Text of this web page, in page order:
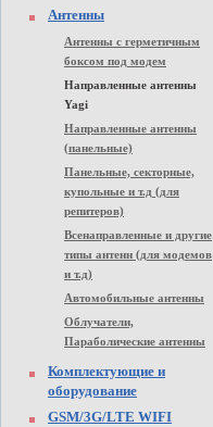
Антенны
Антенны с герметичным
боксом под модем
Направленные антенны
Yagi
Направленные антенны
(панельные)
Панельные, секторные,
купольные и т.д (для
репитеров)
Всенаправленные и другие
типы антенн (для модемов
и т.д)
Автомобильные антенны
Облучатели,
Параболические антенны
Комплектующие и
оборудование
GSM/3G/LTE WIFI